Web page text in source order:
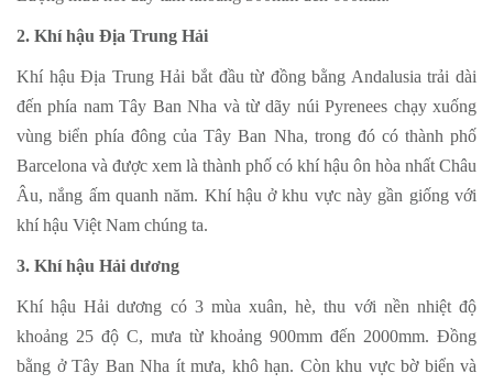
2. Khí hậu Địa Trung Hải
Khí hậu Địa Trung Hải bắt đầu từ đồng bằng Andalusia trải dài
đến phía nam Tây Ban Nha và từ dãy núi Pyrenees chạy xuống
vùng biển phía đông của Tây Ban Nha, trong đó có thành phố
Barcelona và được xem là thành phố có khí hậu ôn hòa nhất Châu
Âu, nắng ấm quanh năm. Khí hậu ở khu vực này gần giống với
khí hậu Việt Nam chúng ta.
3. Khí hậu Hải dương
Khí hậu Hải dương có 3 mùa xuân, hè, thu với nền nhiệt độ
khoảng 25 độ C, mưa từ khoảng 900mm đến 2000mm. Đồng
bằng ở Tây Ban Nha ít mưa, khô hạn. Còn khu vực bờ biển và